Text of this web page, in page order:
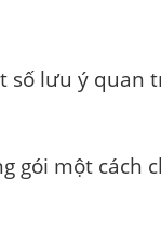
số lưu ý quan
gói một cách